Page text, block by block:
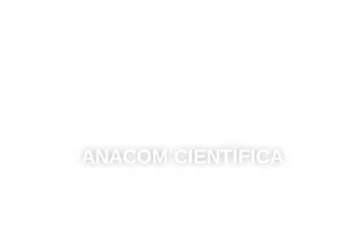
ANACOM CIENTÍFICA